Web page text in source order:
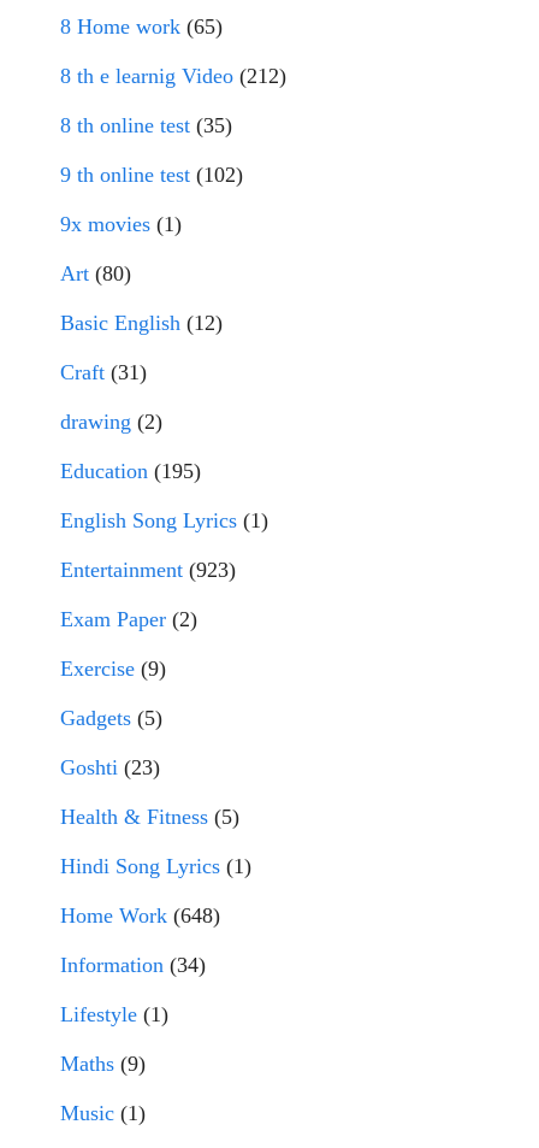
8 Home work (65)
8 th e learnig Video (212)
8 th online test (35)
9 th online test (102)
9x movies (1)
Art (80)
Basic English (12)
Craft (31)
drawing (2)
Education (195)
English Song Lyrics (1)
Entertainment (923)
Exam Paper (2)
Exercise (9)
Gadgets (5)
Goshti (23)
Health & Fitness (5)
Hindi Song Lyrics (1)
Home Work (648)
Information (34)
Lifestyle (1)
Maths (9)
Music (1)